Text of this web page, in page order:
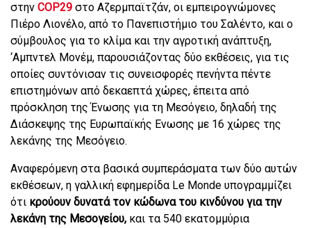
στην COP29 στο Αζερμπαϊτζάν, οι εμπειρογνώμονες
Πιέρο Λιονέλο, από το Πανεπιστήμιο του Σαλέντο, και ο
σύμβουλος για το κλίμα και την αγροτική ανάπτυξη,
‘Αμπντελ Μονέμ, παρουσιάζοντας δύο εκθέσεις, για τις
οποίες συντόνισαν τις συνεισφορές πενήντα πέντε
επιστημόνων από δεκαεπτά χώρες, έπειτα από
πρόσκληση της Ένωσης για τη Μεσόγειο, δηλαδή της
Διάσκεψης της Ευρωπαϊκής Ενωσης με 16 χώρες της
λεκάνης της Μεσόγειο.
Αναφερόμενη στα βασικά συμπεράσματα των δύο αυτών
εκθέσεων, η γαλλική εφημερίδα Le Monde υπογραμμίζει
ότι κρούουν δυνατά τον κώδωνα του κινδύνου για την
λεκάνη της Μεσογείου, και τα 540 εκατομμύρια